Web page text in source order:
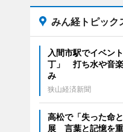
みん経トピック
入間市駅でイベン
丁」 打ち水や音
み
狭山経済新聞
高松で「失った命
展 言葉と記憶を